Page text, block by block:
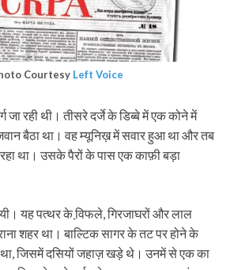
Courtesy Left Voice
जा रही थी। तीसरे दर्जे के डिब्बे में एक कोने में
बैठा था। वह म्यूनिख़ में सवार हुआ था और तब
था। उसके पैरों के पास एक काफ़ी बड़ा
यह पत्थर के वि़फले, गिरजाघरों और लाल
शहर था। बाल्टिक सागर के तट पर होने के
था, जिसमें दसियों जहाज़ खड़े थे। उनमें से एक का